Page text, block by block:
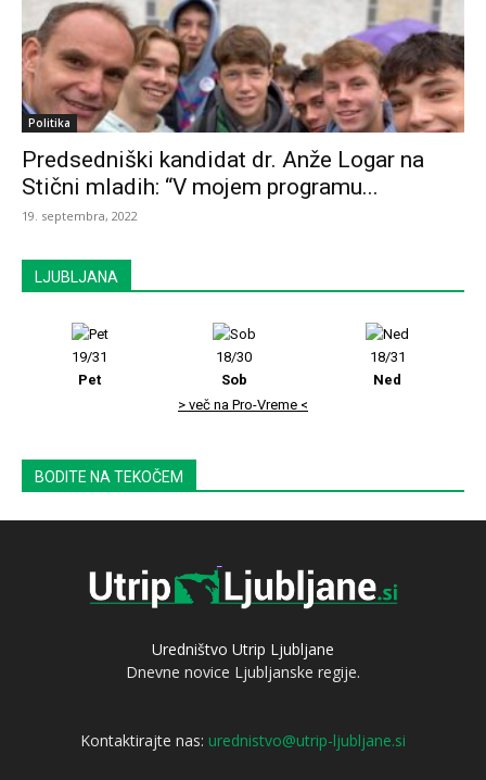
Politika
Predsedniški kandidat dr. Anže Logar na
Stični mladih: “V mojem programu...
19. septembra, 2022
LJUBLJANA
19/31
Pet
18/30
Sob
18/31
Ned
> več na Pro-Vreme <
BODITE NA TEKOČEM
Uredništvo Utrip Ljubljane
Dnevne novice Ljubljanske regije.
Kontaktirajte nas: urednistvo@utrip-ljubljane.si